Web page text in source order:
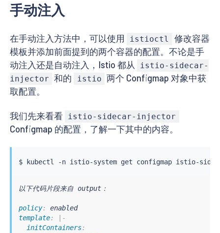
手动注入
在手动注入方法中，可以使用 istioctl
修改容器
模板并添加前面提到的两个容器的配置。不论是手
动注入还是自动注入，Istio 都从
istio-sidecar-
injector 和的 istio 两个 Configmap 对象中获
取配置。
我们先来看看 istio-sidecar-injector
Configmap 的配置，了解一下其中的内容。
$ kubectl -n istio-system get configmap istio-
以下代码片段来自 output：
policy:
enabled
template:
-
initContainers: